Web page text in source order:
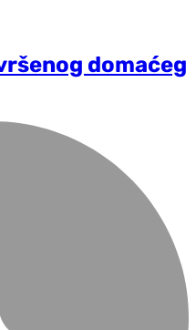
domaćeg